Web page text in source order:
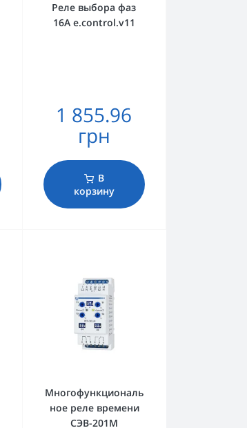
Реле выбора фаз
16А e.control.v11
1 855.96
грн
В
корзину
Многофункциональ
ное реле времени
СЭВ-201M